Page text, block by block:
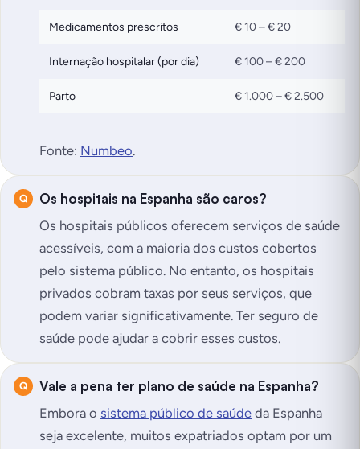
Medicamentos prescritos € 10 – € 20
Internação hospitalar (por dia) € 100 – € 200
Parto € 1.000 – € 2.500
Fonte: Numbeo.
Os hospitais na Espanha são caros?
Os hospitais públicos oferecem serviços de saúde
acessíveis, com a maioria dos custos cobertos
pelo sistema público. No entanto, os hospitais
privados cobram taxas por seus serviços, que
podem variar significativamente. Ter seguro de
saúde pode ajudar a cobrir esses custos.
Vale a pena ter plano de saúde na Espanha?
Embora o sistema público de saúde da Espanha
seja excelente, muitos expatriados optam por um